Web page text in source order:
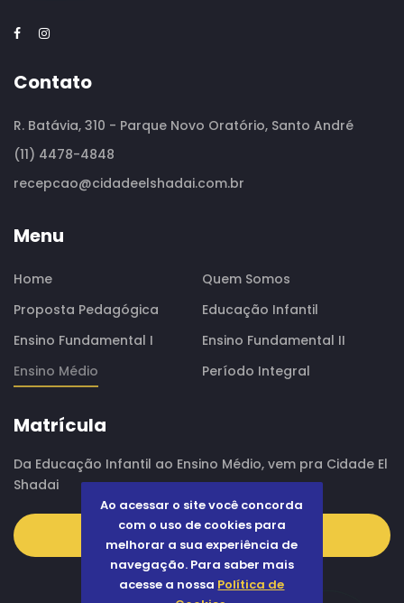
Contato
R. Batávia, 310 - Parque Novo Oratório, Santo André
(11) 4478-4848
recepcao@cidadeelshadai.com.br
Menu
Home
Quem Somos
Proposta Pedagógica
Educação Infantil
Ensino Fundamental I
Ensino Fundamental II
Ensino Médio
Período Integral
Matrícula
Da Educação Infantil ao Ensino Médio, vem pra Cidade El
Shadai
Ao acessar o site você concorda
com o uso de cookies para
melhorar a sua experiência de
navegação. Para saber mais
acesse a nossa Política de